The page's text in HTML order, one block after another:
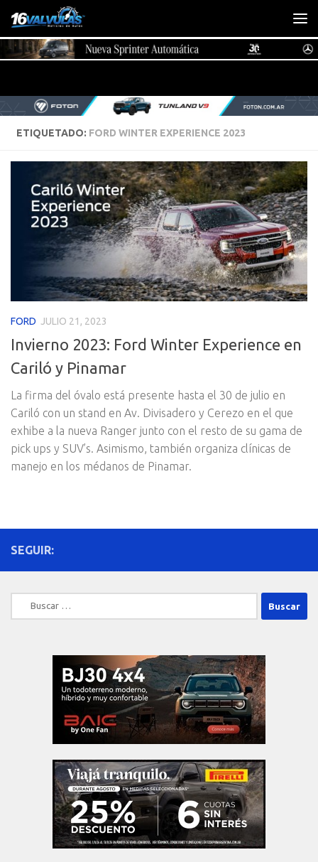
Saltar al contenido
ETIQUETADO: FORD WINTER EXPERIENCE 2023
FORD JULIO 21, 2023
Invierno 2023: Ford Winter Experience en
Cariló y Pinamar
La firma del óvalo está presente hasta el 30 de julio en
Cariló con un stand en Av. Divisadero y Cerezo en el que
exhibe a la nueva Ranger junto con el resto de su gama de
pick ups y SUV’s. Asimismo, también organiza clínicas de
manejo en los médanos de Pinamar.
SEGUIR:
Buscar: